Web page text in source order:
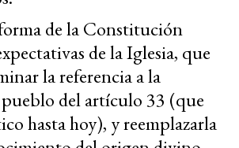
de la Constitución
de la Iglesia, que
la referencia a la
del artículo 33 (que
hasta hoy), y reemplazarla